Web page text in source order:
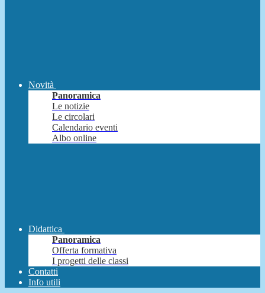
Novità
Panoramica
Le notizie
Le circolari
Calendario eventi
Albo online
Didattica
Panoramica
Offerta formativa
I progetti delle classi
Contatti
Info utili